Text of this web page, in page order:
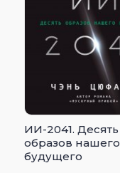
ИИ-2041. Десять
образов нашего
будущего